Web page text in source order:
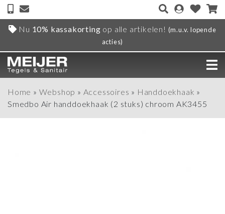
Nu 10% kassakorting op alle artikelen! (m.u.v. lopende
acties)
Home » Webshop » Accessoires » Handdoekhaak »
Smedbo Air handdoekhaak (2 stuks) chroom AK3455